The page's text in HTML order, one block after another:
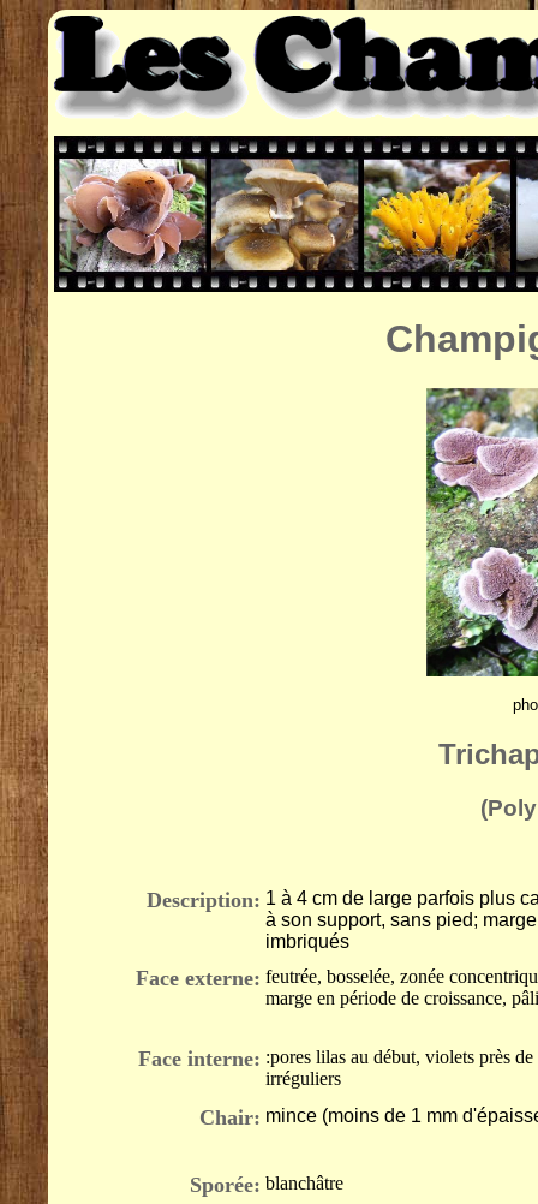
Description: 1 à 4 cm de large parfois plus
à son support, sans pied;
imbriqués
Face externe: feutrée, bosselée, zonée
marge en période de croissance,
Face interne: :pores lilas au début, violets près
irréguliers
Chair: mince (moins de 1 mm
Sporée: blanchâtre